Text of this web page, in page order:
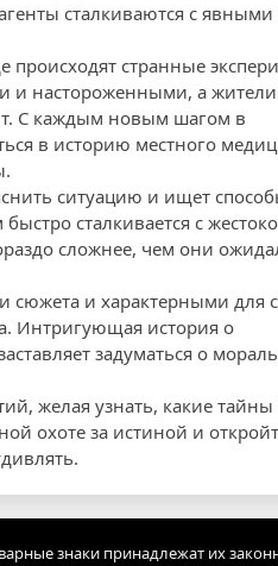
сталкиваются с явными
происходят странные
и настороженными, а жители
С каждым новым шагом в
в историю местного
ситуацию и ищет
сталкивается с
сложнее, чем они
и характерными для
Интригующая история о
задуматься о
желая узнать, какие
охоте за истиной и
знаки принадлежат их